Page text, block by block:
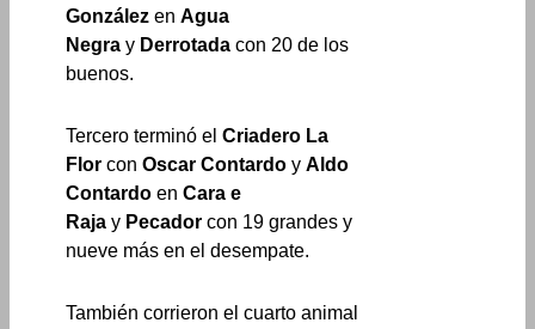
GonzálezenAgua
Negray Derrotadacon 20 de los
buenos.
Tercero terminó elCriadero La
FlorconOscar ContardoyAldo
ContardoenCara e
Rajay Pecadorcon 19 grandes y
nueve más en el desempate.
También corrieron el cuarto animal